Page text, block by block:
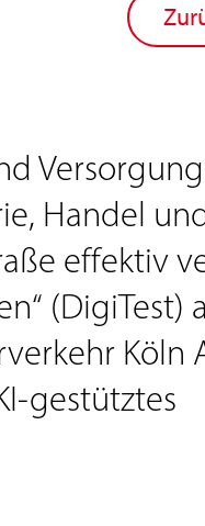
Handel
effektiv
(DigiTest)
Köln
gestütztes